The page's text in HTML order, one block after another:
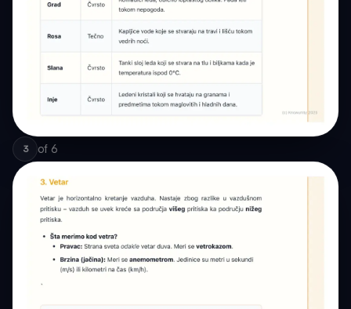
3 of 6